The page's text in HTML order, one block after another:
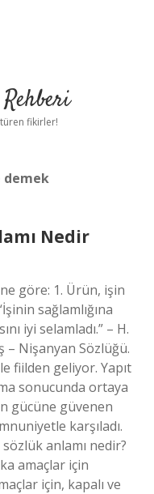
fikirler!
demek
Nedir
göre: 1. Ürün, işin
sağlamlığına
iyi selamladı.” – H.
– Nişanyan Sözlüğü.
fiilden geliyor. Yapıt
sonucunda ortaya
gücüne güvenen
karşıladı.
anlamı nedir?
amaçlar için
için, kapalı ve